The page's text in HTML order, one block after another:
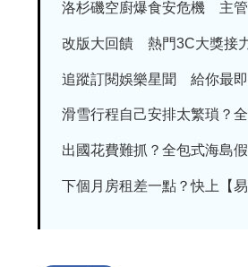
洛杉磯空廚爆食安危機 主
改版大回饋 熱門3C大獎接
追蹤訂閱娛樂星聞 給你最
滑雪行程自己安排太繁瑣？
出國花費難抓？全包式海島
下個月房租差一點？快上【